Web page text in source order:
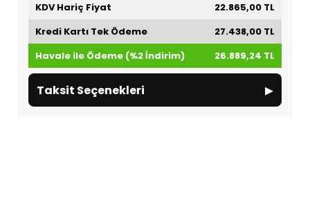
KDV Hariç Fiyat
22.865,00 TL
Kredi Kartı Tek Ödeme
27.438,00 TL
Havale ile Ödeme (%2 İndirim)
26.889,24 TL
Taksit Seçenekleri ▸